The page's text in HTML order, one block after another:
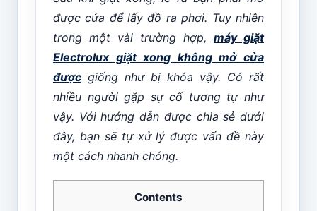
được cửa để lấy đồ ra phơi. Tuy nhiên
trong một vài trường hợp,máy giặt
Electrolux giặt xong không mở cửa
đượcgiống như bị khóa vậy. Có rất
nhiều người gặp sự cố tương tự như
vậy. Với hướng dẫn được chia sẻ dưới
đây, bạn sẽ tự xử lý được vấn đề này
một cách nhanh chóng.
Contents